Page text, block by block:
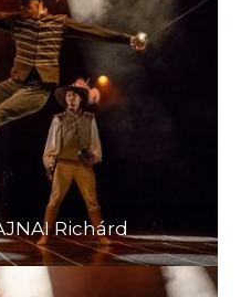
Richárd